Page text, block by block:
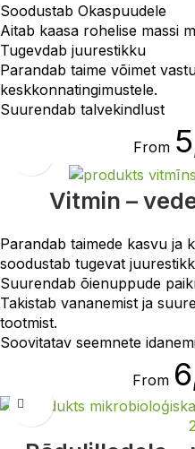
Soodustab Okaspuudele
Aitab kaasa rohelise massi
Tugevdab juurestikku
Parandab taime võimet
keskkonnatingimustele.
Suurendab talvekindlust
From
Vitmin –
Parandab taimede kasvu ja
soodustab tugevat
Suurendab õienuppude
Takistab vananemist ja
tootmist.
Soovitatav seemnete
From